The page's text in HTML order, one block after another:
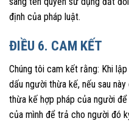
định của pháp luật.
ĐIỀU 6. CAM KẾT
Chúng tôi cam kết rằng: Khi
dấu người thừa kế, nếu sau
thừa kế hợp pháp của người
của mình để trả cho người đó